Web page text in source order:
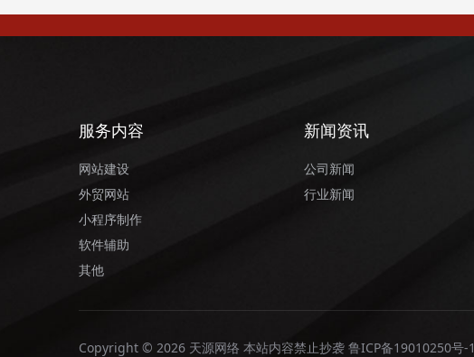
服务内容
网站建设
外贸网站
小程序制作
软件辅助
其他
新闻资讯
公司新闻
行业新闻
Copyright © 2026 天源网络 本站内容禁止抄袭 鲁ICP备19010250号-1